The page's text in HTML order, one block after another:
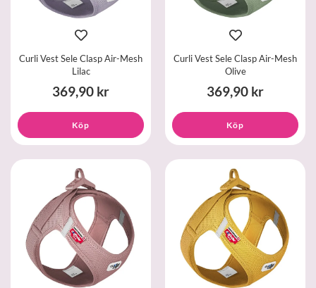
Curli Vest Sele Clasp Air-Mesh
Lilac
369,90 kr
Köp
Curli Vest Sele Clasp Air-Mesh
Olive
369,90 kr
Köp